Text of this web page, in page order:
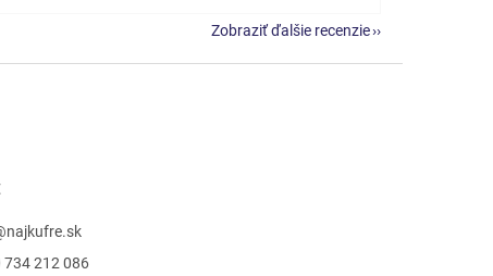
Zobraziť ďalšie recenzie
najkufre.sk
734 212 086